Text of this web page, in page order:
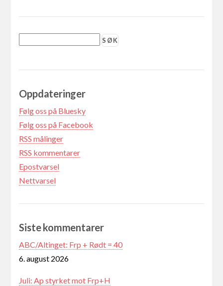
Oppdateringer
Følg oss på Bluesky
Følg oss på Facebook
RSS målinger
RSS kommentarer
Epostvarsel
Nettvarsel
Siste kommentarer
ABC/Altinget: Frp + Rødt = 40
6. august 2026
Juli: Ap styrket mot Frp+H